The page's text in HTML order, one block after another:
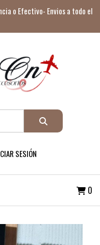
o Efectivo- Envios a todo el
SESIÓN
0